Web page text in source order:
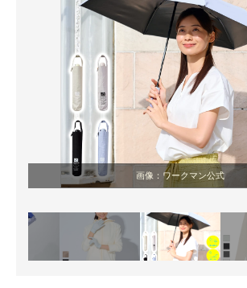
画像：ワークマン公式